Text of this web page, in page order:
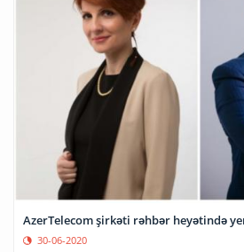
AzerTelecom şirkəti rəhbər heyətində
30-06-2020